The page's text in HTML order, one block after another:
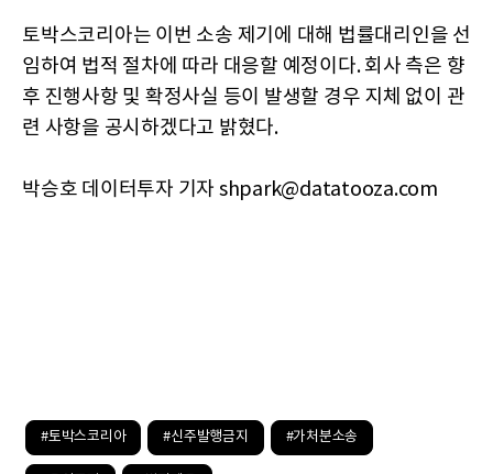
토박스코리아는 이번 소송 제기에 대해 법률대리인을 선
임하여 법적 절차에 따라 대응할 예정이다. 회사 측은 향
후 진행사항 및 확정사실 등이 발생할 경우 지체 없이 관
련 사항을 공시하겠다고 밝혔다.
박승호 데이터투자 기자 shpark@datatooza.com
#토박스코리아 #신주발행금지 #가처분소송